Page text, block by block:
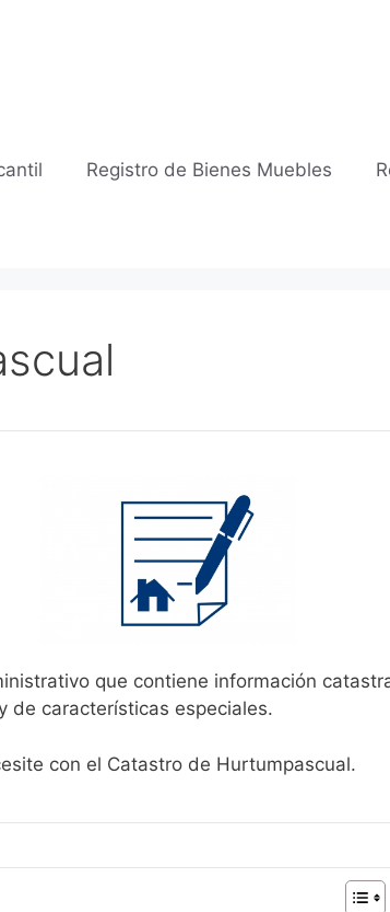
Registro de Bienes Muebles
que contiene información
de características especiales.
con el Catastro de Hurtumpascual.